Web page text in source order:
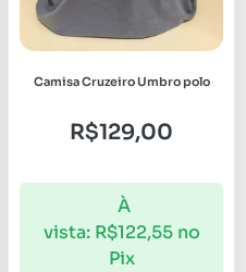
Camisa Cruzeiro Umbro polo
R$129,00
À
vista: R$122,55 no
Pix